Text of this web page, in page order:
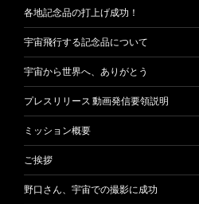
各地記念品の打上げ成功！
宇宙飛行する記念品について
宇宙から世界へ、ありがとう
プレスリリース 動画発信要領説明
ミッション概要
ご挨拶
野口さん、宇宙での撮影に成功